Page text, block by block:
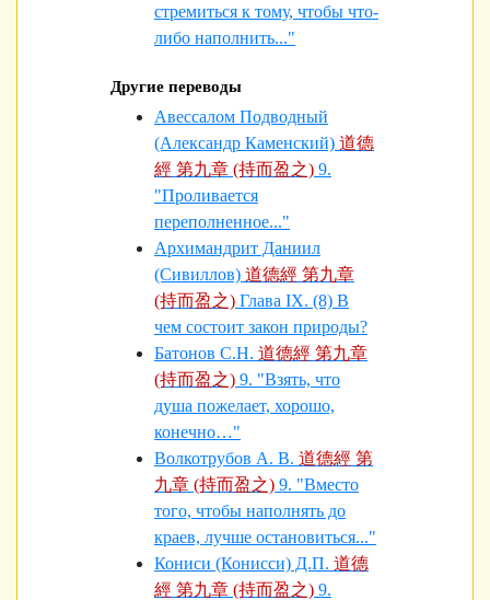
стремиться к тому, чтобы что-
либо наполнить..."
Другие переводы
Авессалом Подводный
(Александр Каменский) 道德
經 第九章 (持而盈之) 9.
"Проливается
переполненное..."
Архимандрит Даниил
(Сивиллов) 道德經 第九章
(持而盈之) Глава IX. (8) В
чем состоит закон природы?
Батонов С.Н. 道德經 第九章
(持而盈之) 9. "Взять, что
душа пожелает, хорошо,
конечно…"
Волкотрубов А. В. 道德經 第
九章 (持而盈之) 9. "Вместо
того, чтобы наполнять до
краев, лучше остановиться..."
Кониси (Конисси) Д.П. 道德
經 第九章 (持而盈之) 9.